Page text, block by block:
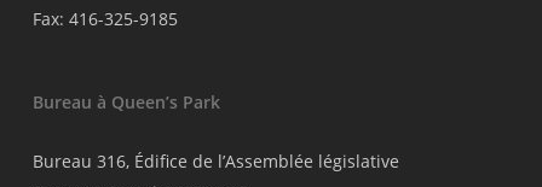
Fax: 416-325-9185
Bureau à Queen’s Park
Bureau 316, Édifice de l’Assemblée législative